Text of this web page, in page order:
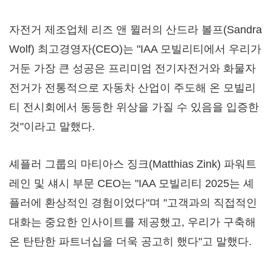
자전거 제조업체 리즈 앤 뮐러의 산드라 볼프(Sandra
Wolf) 최고경영자(CEO)는 "IAA 모빌리티에서 우리가
거둔 가장 큰 성공은 프리미엄 전기자전거와 화물자
전거가 전통적으로 자동차 산업이 주도해 온 모빌리
티 전시회에서 동등한 위상을 가질 수 있음을 입증한
것"이라고 말했다.
셰플러 그룹의 마티아스 징크(Matthias Zink) 파워트
레인 및 섀시 부문 CEO는 "IAA 모빌리티 2025는 셰
플러에 환상적인 경험이었다"며 "고객과의 직접적인
대화는 중요한 인사이트를 제공했고, 우리가 구축해
온 탄탄한 파트너십을 더욱 공고히 했다"고 말했다.